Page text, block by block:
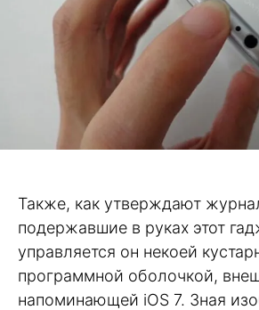
Также, как утверждают
подержавшие в руках этот
управляется он некоей
программной оболочкой,
напоминающей iOS 7. Зная